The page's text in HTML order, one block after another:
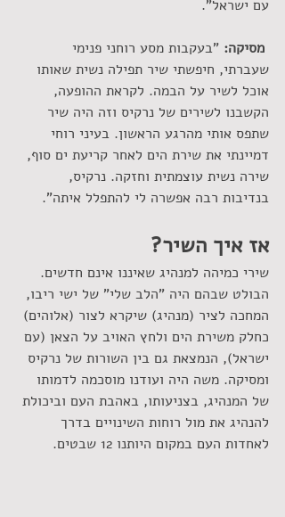
עם ישראל".
"בעקבות מסע רוחני פנימי
שעברתי, חיפשתי שיר תפילה נשית שאותו
אוכל לשיר על הבמה. לקראת ההופעה,
הקשבנו לשירים של נרקיס וזה היה שיר
שתפס אותי מהרגע הראשון. בעיני רוחי
דמיינתי את שירת הים לאחר קריעת ים סוף,
שירה נשית עוצמתית וחזקה. נרקיס,
בנדיבות רבה אפשרה לי להתפלל איתה".
אז איך השיר?
שירי כמיהה למנהיג שאיננו אינם חדשים.
הבולט שבהם היה "הלב שלי" של ישי ריבו,
המחכה לציר (מנהיג) שיקרא לצור (אלוהים)
כחלק משירת הים ולחץ האויב על הצאן (עם
ישראל), הנמצאת גם בין השורות של נרקיס
ומסיקה. משה היה ועודנו מוסכמה לדמותו
של המנהיג, בצניעותו, באהבת העם וביכולת
להנהיג את מול רוחות השינויים בדרך
לאחדות העם במקום היותנו 12 שבטים.